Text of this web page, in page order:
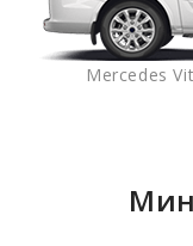
Mercedes